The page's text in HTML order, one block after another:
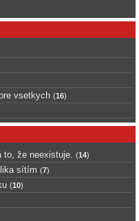
vsetkych (16)
že neexistuje. (14)
sítím (7)
(10)